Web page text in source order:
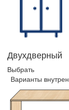
Двухдверный
Выбрать
Варианты